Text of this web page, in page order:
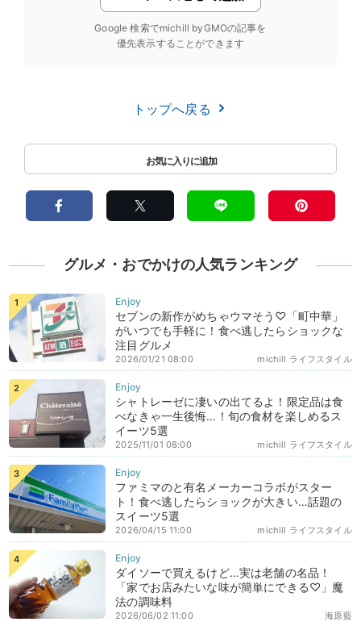
Google 検索でmichill byGMOの記事を
優先表示することができます
トップへ戻る
グルメ・おでかけの人気ランキング
セブンの新作がめちゃウマそう♡「町中華」
がいつでも手軽に！食べ逃したらショックな
注目グルメ
michill ライフスタイル
2026/01/21 08:00
シャトレーゼに凄いの出てるよ！限定品は食
べなきゃ一生後悔…！旬の食材を楽しめるス
イーツ5選
michill ライフスタイル
2025/11/01 08:00
ファミマのと有名メーカーコラボがスター
ト！食べ逃したらショックが大きい…話題の
スイーツ5選
michill ライフスタイル
2026/04/15 11:00
ダイソーで買えるけど…実は老舗の名品！
「家でお店みたいな味が簡単にできる♡」魔
法の調味料
海原藍
2026/06/02 11:00